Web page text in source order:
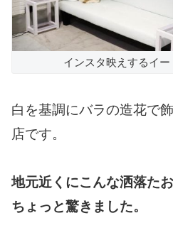
インスタ映えするイ
白を基調にバラの造花で
店です。
地元近くにこんな洒落た
ちょっと驚きました。